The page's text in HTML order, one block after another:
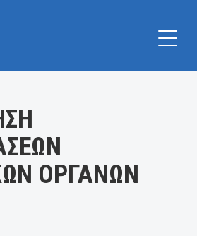
ΟΡΓΑΝΩΝ